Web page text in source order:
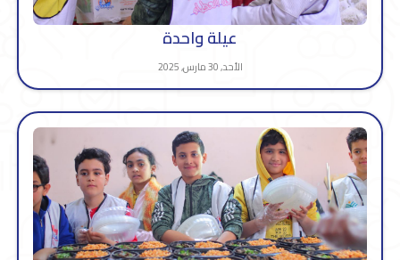
عيلة واحدة
الأحد, 30 مارس, 2025